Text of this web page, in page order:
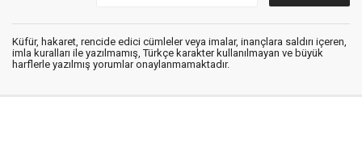
Küfür, hakaret, rencide edici cümleler veya imalar, inançlara saldırı içeren,
imla kuralları ile yazılmamış, Türkçe karakter kullanılmayan ve büyük
harflerle yazılmış yorumlar onaylanmamaktadır.